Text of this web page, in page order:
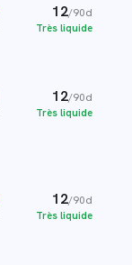
12/90d
Très liquide
12/90d
Très liquide
12/90d
Très liquide